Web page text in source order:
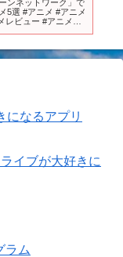
ンネットワーク」で
5選 #アニメ #アニメ
レビュー #アニメ評
なるアプリ
イブが大好きに
ラム